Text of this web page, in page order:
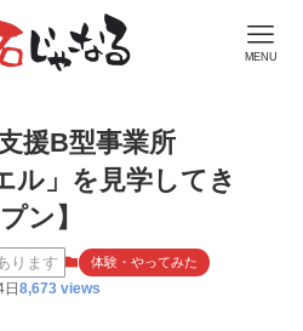
MENU
援B型事業所
ル」を見学してき
ン】
ります 体験・やってみた
日8,673 views